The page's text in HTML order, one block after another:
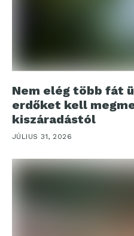
Nem elég több fát
erdőket kell
kiszáradástól
JÚLIUS 31, 2026